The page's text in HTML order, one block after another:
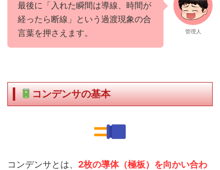
最後に「入れた瞬間は導線、時間が
経ったら断線」という過渡現象の合
言葉を押さえます。
管理人
コンデンサの基本
コンデンサとは、 2枚の導体（極板）を向かい合わ